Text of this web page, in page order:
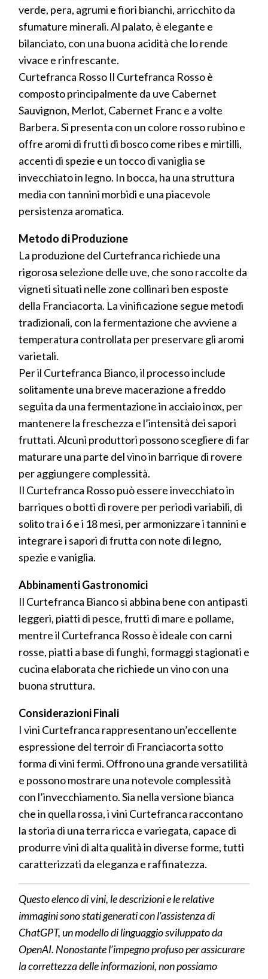
verde, pera, agrumi e fiori bianchi, arricchito da
sfumature minerali. Al palato, è elegante e
bilanciato, con una buona acidità che lo rende
vivace e rinfrescante.
Curtefranca Rosso Il Curtefranca Rosso è
composto principalmente da uve Cabernet
Sauvignon, Merlot, Cabernet Franc e a volte
Barbera. Si presenta con un colore rosso rubino e
offre aromi di frutti di bosco come ribes e mirtilli,
accenti di spezie e un tocco di vaniglia se
invecchiato in legno. In bocca, ha una struttura
media con tannini morbidi e una piacevole
persistenza aromatica.
Metodo di Produzione
La produzione del Curtefranca richiede una
rigorosa selezione delle uve, che sono raccolte da
vigneti situati nelle zone collinari ben esposte
della Franciacorta. La vinificazione segue metodi
tradizionali, con la fermentazione che avviene a
temperatura controllata per preservare gli aromi
varietali.
Per il Curtefranca Bianco, il processo include
solitamente una breve macerazione a freddo
seguita da una fermentazione in acciaio inox, per
mantenere la freschezza e l’intensità dei sapori
fruttati. Alcuni produttori possono scegliere di far
maturare una parte del vino in barrique di rovere
per aggiungere complessità.
Il Curtefranca Rosso può essere invecchiato in
barriques o botti di rovere per periodi variabili, di
solito tra i 6 e i 18 mesi, per armonizzare i tannini e
integrare i sapori di frutta con note di legno,
spezie e vaniglia.
Abbinamenti Gastronomici
Il Curtefranca Bianco si abbina bene con antipasti
leggeri, piatti di pesce, frutti di mare e pollame,
mentre il Curtefranca Rosso è ideale con carni
rosse, piatti a base di funghi, formaggi stagionati e
cucina elaborata che richiede un vino con una
buona struttura.
Considerazioni Finali
I vini Curtefranca rappresentano un’eccellente
espressione del terroir di Franciacorta sotto
forma di vini fermi. Offrono una grande versatilità
e possono mostrare una notevole complessità
con l’invecchiamento. Sia nella versione bianca
che in quella rossa, i vini Curtefranca raccontano
la storia di una terra ricca e variegata, capace di
produrre vini di alta qualità in diverse forme, tutti
caratterizzati da eleganza e raffinatezza.
Questo elenco di vini, le descrizioni e le relative
immagini sono stati generati con l’assistenza di
ChatGPT, un modello di linguaggio sviluppato da
OpenAI. Nonostante l’impegno profuso per assicurare
la correttezza delle informazioni, non possiamo